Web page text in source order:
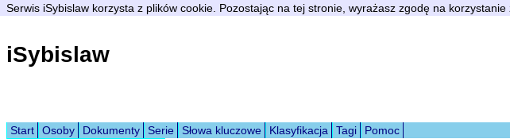
Serwis iSybislaw korzysta z plików cookie. Pozostając na tej stronie, wyrażasz zgodę na korzystanie
iSybislaw
Start
Osoby Dokumenty Serie Słowa kluczowe Klasyfikacja Tagi
Pomoc